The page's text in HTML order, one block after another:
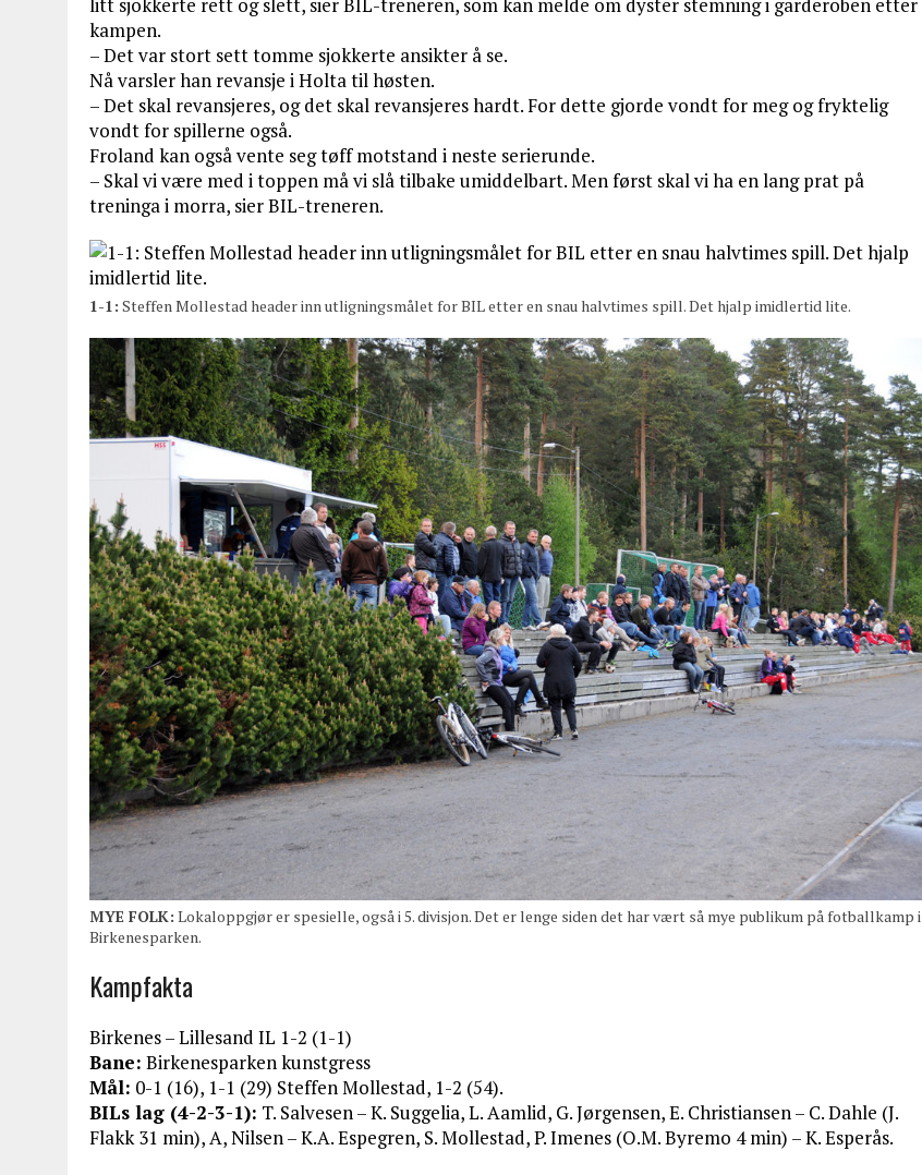
litt sjokkerte rett og slett, sier BIL-treneren, som kan melde om dyster stemning i garderoben etter
kampen.
– Det var stort sett tomme sjokkerte ansikter å se.
Nå varsler han revansje i Holta til høsten.
– Det skal revansjeres, og det skal revansjeres hardt. For dette gjorde vondt for meg og fryktelig
vondt for spillerne også.
Froland kan også vente seg tøff motstand i neste serierunde.
– Skal vi være med i toppen må vi slå tilbake umiddelbart. Men først skal vi ha en lang prat på
treninga i morra, sier BIL-treneren.
1-1: Steffen Mollestad header inn utligningsmålet for BIL etter en snau halvtimes spill. Det hjalp imidlertid lite.
MYE FOLK: Lokaloppgjør er spesielle, også i 5. divisjon. Det er lenge siden det har vært så mye publikum på fotballkamp i
Birkenesparken.
Kampfakta
Birkenes – Lillesand IL 1-2 (1-1)
Bane: Birkenesparken kunstgress
Mål: 0-1 (16), 1-1 (29) Steffen Mollestad, 1-2 (54).
BILs lag (4-2-3-1): T. Salvesen – K. Suggelia, L. Aamlid, G. Jørgensen, E. Christiansen – C. Dahle (J.
Flakk 31 min), A, Nilsen – K.A. Espegren, S. Mollestad, P. Imenes (O.M. Byremo 4 min) – K. Esperås.